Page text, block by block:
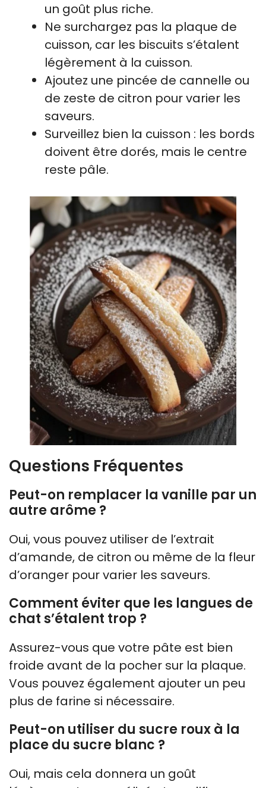
un goût plus riche.
Ne surchargez pas la plaque de
cuisson, car les biscuits s’étalent
légèrement à la cuisson.
Ajoutez une pincée de cannelle ou
de zeste de citron pour varier les
saveurs.
Surveillez bien la cuisson : les bords
doivent être dorés, mais le centre
reste pâle.
Questions Fréquentes
Peut-on remplacer la vanille par un
autre arôme ?
Oui, vous pouvez utiliser de l’extrait
d’amande, de citron ou même de la fleur
d’oranger pour varier les saveurs.
Comment éviter que les langues de
chat s’étalent trop ?
Assurez-vous que votre pâte est bien
froide avant de la pocher sur la plaque.
Vous pouvez également ajouter un peu
plus de farine si nécessaire.
Peut-on utiliser du sucre roux à la
place du sucre blanc ?
Oui, mais cela donnera un goût